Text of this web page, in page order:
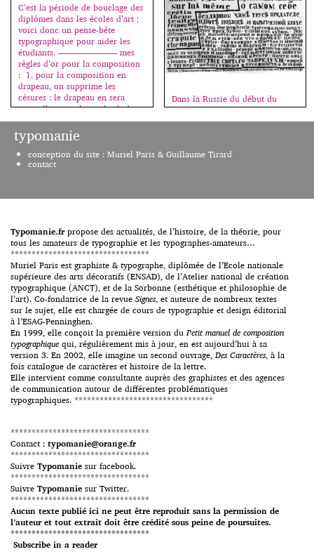
C’est la période de bouclage des
diplômes dans les écoles d’art ;
voici donc un pense-bête
typographique pour aider les
étudiants. ——————— mes
règles d’or pour la composition
: 1. pour la composition en
drapeau, on supprime les
césures : le drapeau en sera
naturellement plus rythmé, donc
plus beau. On essaie au
maximum de faire […]
Dans la Russie du début du
siècle, peintres et poètes
travaillent également en osmose.
découvrir les principes
pour mieux comprendre ses
poète qui choisira […]
typomanie
conception du site : Muriel Paris & Guillaume Tirard
contact
Typomanie.fr propose des actualités, de l’histoire, de la théorie, pour
tous les amateurs de typographie et les typographes-amateurs…
*********************************
Muriel Paris est graphiste & typographe, diplômée de l’Ecole nationale
supérieure des arts décoratifs (ENSAD), de l’Atelier national de création
typographique (ANCT), et de la Sorbonne (esthétique et philosophie de
l’art). Co-fondatrice de la revue Signes, et auteure de nombreux textes
sur le sujet, elle est chargée de cours de typographie et design éditorial
à l’ESAG-Penninghen.
En 1999, elle conçoit la première version duPetit manuel de composition
typographique qui, régulièrement mis à jour, en est aujourd’hui à sa
version 3. En 2002, elle imagine un second ouvrage, Des Caractères, à la
fois catalogue de caractères et histoire de la lettre.
Elle intervient comme consultante auprès des graphistes et des agences
de communication autour de différentes problématiques
typographiques. *********************************
*********************************
Contact : typomanie@orange.fr
*********************************
Suivre Typomanie sur facebook.
*********************************
Suivre Typomanie sur Twitter.
*********************************
Aucun texte publié ici ne peut être reproduit sans la permission de
l’auteur et tout extrait doit être crédité sous peine de poursuites.
*********************************
Subscribe in a reader